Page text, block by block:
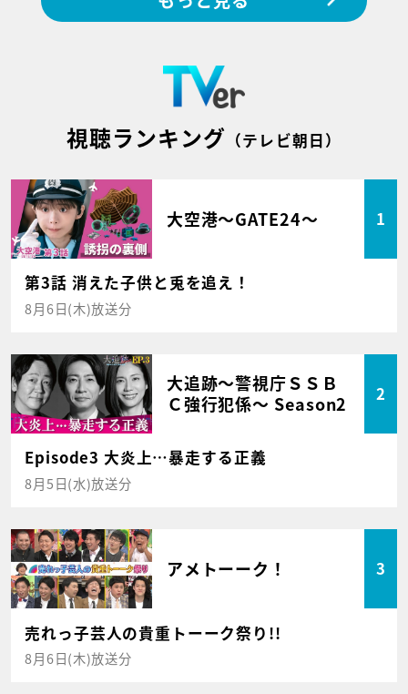
視聴ランキング （テレビ朝日）
大空港～GATE24～ 1
第3話 消えた子供と兎を追え！
8月6日(木)放送分
大追跡～警視庁ＳＳＢ
Ｃ強行犯係～ Season2
2
Episode3 大炎上…暴走する正義
8月5日(水)放送分
アメトーーク！ 3
売れっ子芸人の貴重トーーク祭り!!
8月6日(木)放送分